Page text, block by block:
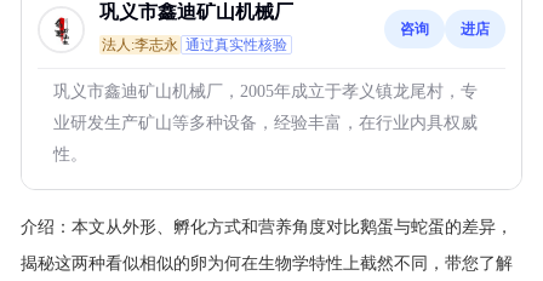
巩义市鑫迪矿山机械厂
法人:李志永 通过真实性核验
咨询 进店
巩义市鑫迪矿山机械厂，2005年成立于孝义镇龙尾村，专
业研发生产矿山等多种设备，经验丰富，在行业内具权威
性。
介绍： 本文从外形、孵化方式和营养角度对比鹅蛋与蛇蛋的差异，
揭秘这两种看似相似的卵为何在生物学特性上截然不同，带您了解